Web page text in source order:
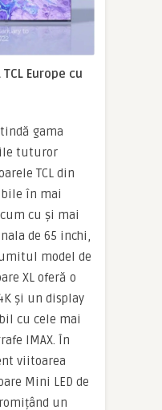
Europe cu
gama
tuturor
TCL din
în mai
cu și mai
de 65 inchi,
model de
XL oferă o
și un display
cu cele mai
IMAX. În
viitoarea
Mini LED de
un